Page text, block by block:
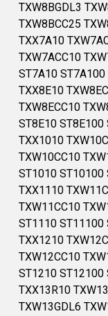
TXW8BGDL3
TXW8BCC25
TXX7A10
TXW7ACC10
ST7A10
TXX8E10
TXW8ECC10
ST8E10 ST8E100
TXX1010
TXW10CC10
ST1010 ST10100
TXX1110
TXW11CC10
ST1110 ST11100
TXX1210
TXW12CC10
ST1210 ST12100
TXX13R10
TXW13GDL6